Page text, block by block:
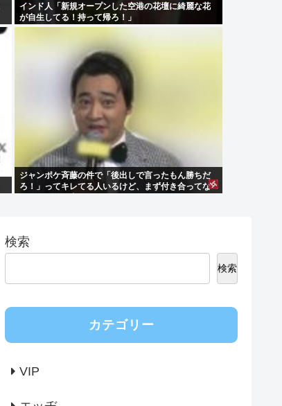
インド人「新規オープンした空港の花壇に綺麗な花
が自生してる！持って帰ろ！」
ジャンポケ斉藤の件で「後出しで言ったもん勝ちだ
ろ！」ってキレてる人いるけど、まず付き合ってな
検索
検索
カテゴリー
VIP